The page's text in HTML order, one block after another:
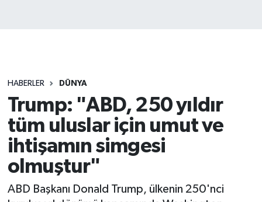
HABERLER DÜNYA
Trump: "ABD, 250 yıldır
tüm uluslar için umut ve
ihtişamın simgesi
olmuştur"
ABD Başkanı Donald Trump, ülkenin 250'nci
SPOR
YAŞAM
Son Dakika Haberleri
Haber Arşivi